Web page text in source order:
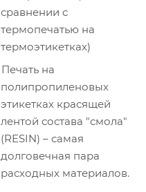
сравнении с
термопечатью на
термоэтикетках)
Печать на
полипропиленовых
этикетках красящей
лентой состава "смола"
(RESIN) – самая
долговечная пара
расходных материалов.